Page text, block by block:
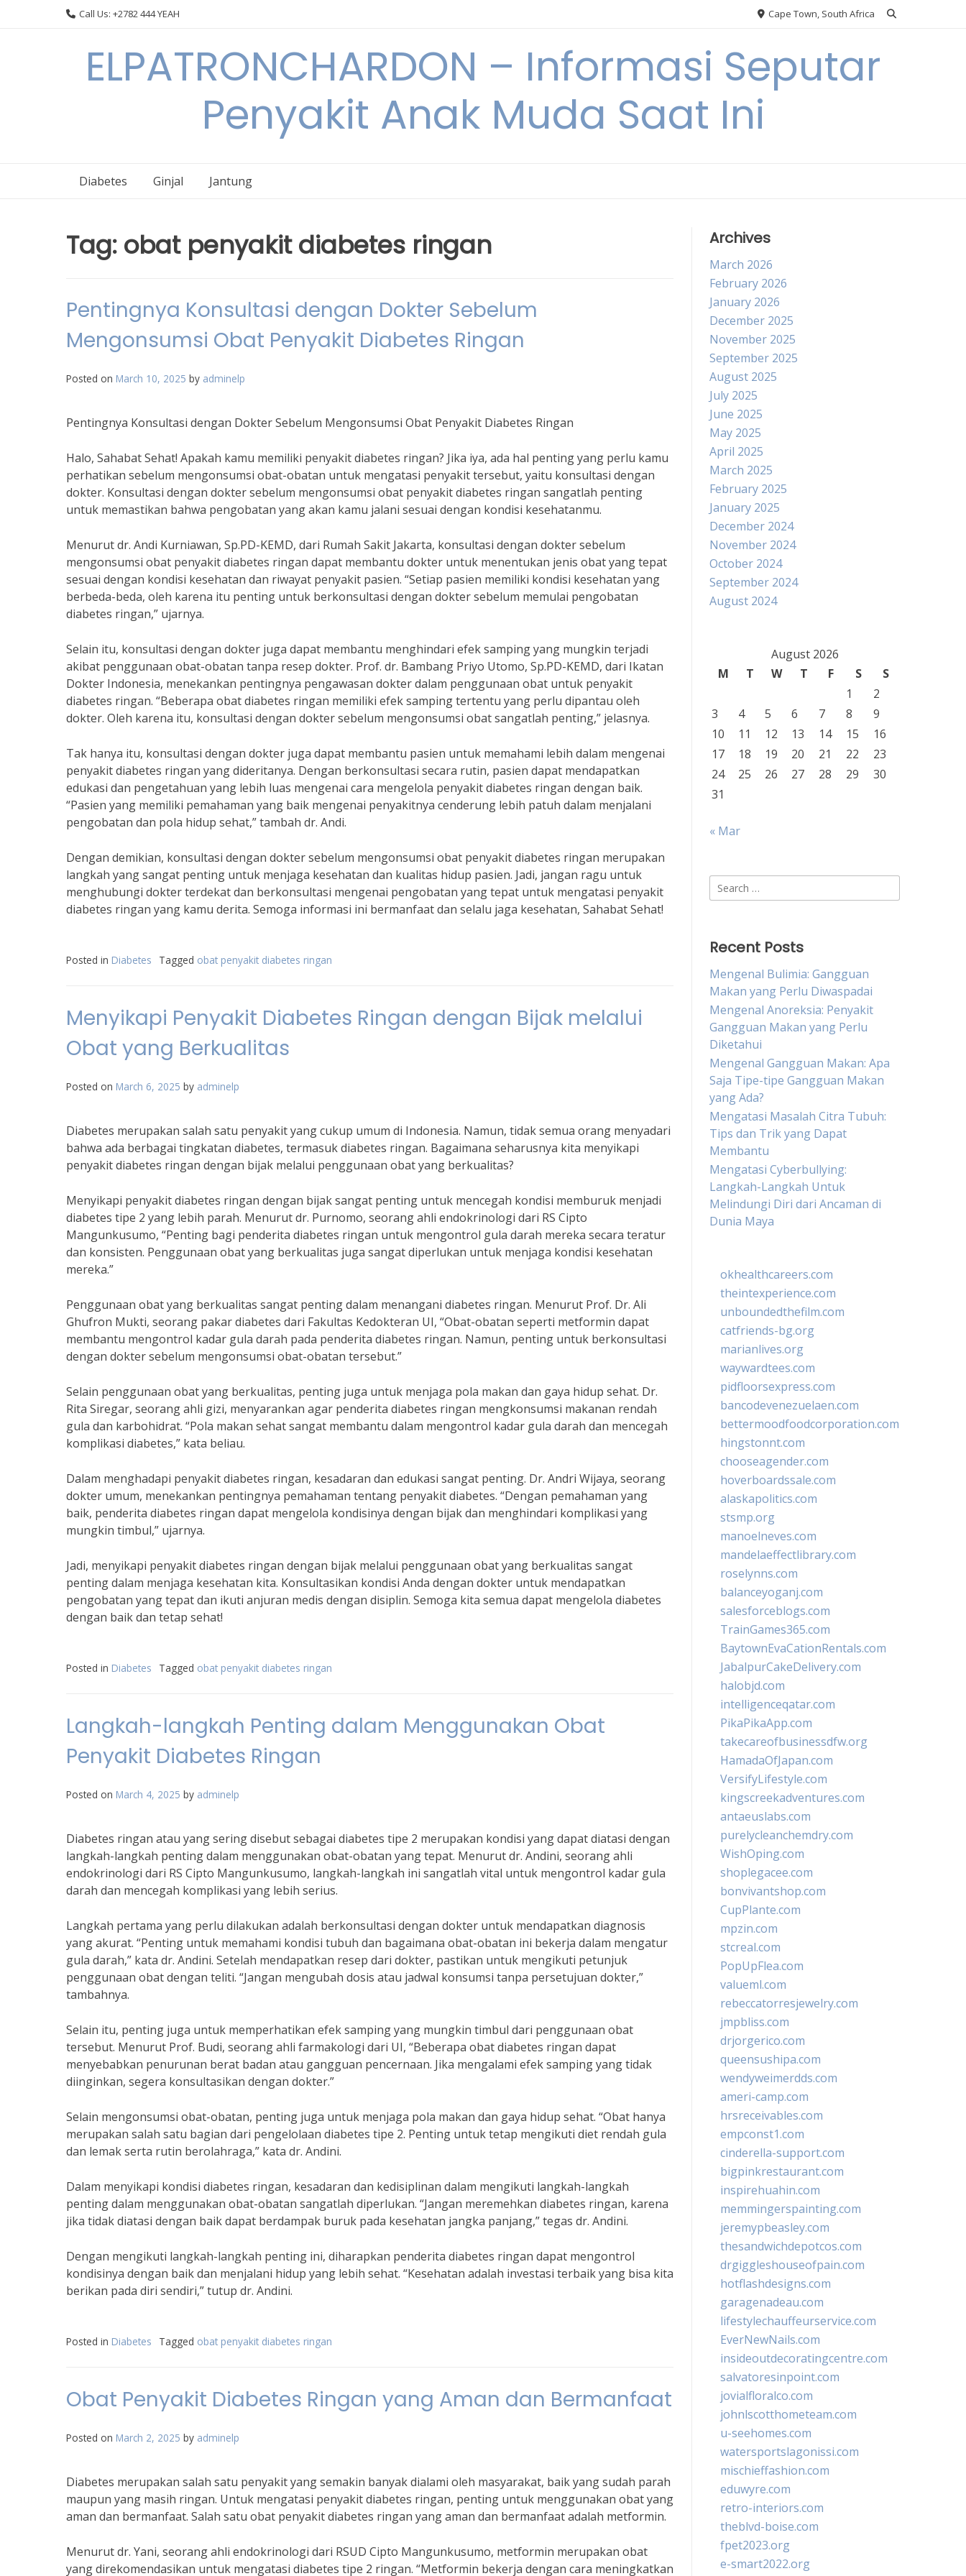
Call Us: +2782 444 YEAH Cape Town, South Africa
ELPATRONCHARDON – Informasi Seputar
Penyakit Anak Muda Saat Ini
Diabetes Ginjal Jantung
Tag: obat penyakit diabetes ringan
Pentingnya Konsultasi dengan Dokter Sebelum
Mengonsumsi Obat Penyakit Diabetes Ringan
Posted on March 10, 2025 by adminelp
Pentingnya Konsultasi dengan Dokter Sebelum Mengonsumsi Obat Penyakit Diabetes Ringan
Halo, Sahabat Sehat! Apakah kamu memiliki penyakit diabetes ringan? Jika iya, ada hal penting yang perlu kamu
perhatikan sebelum mengonsumsi obat-obatan untuk mengatasi penyakit tersebut, yaitu konsultasi dengan
dokter. Konsultasi dengan dokter sebelum mengonsumsi obat penyakit diabetes ringan sangatlah penting
untuk memastikan bahwa pengobatan yang akan kamu jalani sesuai dengan kondisi kesehatanmu.
Menurut dr. Andi Kurniawan, Sp.PD-KEMD, dari Rumah Sakit Jakarta, konsultasi dengan dokter sebelum
mengonsumsi obat penyakit diabetes ringan dapat membantu dokter untuk menentukan jenis obat yang tepat
sesuai dengan kondisi kesehatan dan riwayat penyakit pasien. “Setiap pasien memiliki kondisi kesehatan yang
berbeda-beda, oleh karena itu penting untuk berkonsultasi dengan dokter sebelum memulai pengobatan
diabetes ringan,” ujarnya.
Selain itu, konsultasi dengan dokter juga dapat membantu menghindari efek samping yang mungkin terjadi
akibat penggunaan obat-obatan tanpa resep dokter. Prof. dr. Bambang Priyo Utomo, Sp.PD-KEMD, dari Ikatan
Dokter Indonesia, menekankan pentingnya pengawasan dokter dalam penggunaan obat untuk penyakit
diabetes ringan. “Beberapa obat diabetes ringan memiliki efek samping tertentu yang perlu dipantau oleh
dokter. Oleh karena itu, konsultasi dengan dokter sebelum mengonsumsi obat sangatlah penting,” jelasnya.
Tak hanya itu, konsultasi dengan dokter juga dapat membantu pasien untuk memahami lebih dalam mengenai
penyakit diabetes ringan yang dideritanya. Dengan berkonsultasi secara rutin, pasien dapat mendapatkan
edukasi dan pengetahuan yang lebih luas mengenai cara mengelola penyakit diabetes ringan dengan baik.
“Pasien yang memiliki pemahaman yang baik mengenai penyakitnya cenderung lebih patuh dalam menjalani
pengobatan dan pola hidup sehat,” tambah dr. Andi.
Dengan demikian, konsultasi dengan dokter sebelum mengonsumsi obat penyakit diabetes ringan merupakan
langkah yang sangat penting untuk menjaga kesehatan dan kualitas hidup pasien. Jadi, jangan ragu untuk
menghubungi dokter terdekat dan berkonsultasi mengenai pengobatan yang tepat untuk mengatasi penyakit
diabetes ringan yang kamu derita. Semoga informasi ini bermanfaat dan selalu jaga kesehatan, Sahabat Sehat!
Posted in Diabetes Tagged obat penyakit diabetes ringan
Menyikapi Penyakit Diabetes Ringan dengan Bijak melalui
Obat yang Berkualitas
Posted on March 6, 2025 by adminelp
Diabetes merupakan salah satu penyakit yang cukup umum di Indonesia. Namun, tidak semua orang menyadari
bahwa ada berbagai tingkatan diabetes, termasuk diabetes ringan. Bagaimana seharusnya kita menyikapi
penyakit diabetes ringan dengan bijak melalui penggunaan obat yang berkualitas?
Menyikapi penyakit diabetes ringan dengan bijak sangat penting untuk mencegah kondisi memburuk menjadi
diabetes tipe 2 yang lebih parah. Menurut dr. Purnomo, seorang ahli endokrinologi dari RS Cipto
Mangunkusumo, “Penting bagi penderita diabetes ringan untuk mengontrol gula darah mereka secara teratur
dan konsisten. Penggunaan obat yang berkualitas juga sangat diperlukan untuk menjaga kondisi kesehatan
mereka.”
Penggunaan obat yang berkualitas sangat penting dalam menangani diabetes ringan. Menurut Prof. Dr. Ali
Ghufron Mukti, seorang pakar diabetes dari Fakultas Kedokteran UI, “Obat-obatan seperti metformin dapat
membantu mengontrol kadar gula darah pada penderita diabetes ringan. Namun, penting untuk berkonsultasi
dengan dokter sebelum mengonsumsi obat-obatan tersebut.”
Selain penggunaan obat yang berkualitas, penting juga untuk menjaga pola makan dan gaya hidup sehat. Dr.
Rita Siregar, seorang ahli gizi, menyarankan agar penderita diabetes ringan mengkonsumsi makanan rendah
gula dan karbohidrat. “Pola makan sehat sangat membantu dalam mengontrol kadar gula darah dan mencegah
komplikasi diabetes,” kata beliau.
Dalam menghadapi penyakit diabetes ringan, kesadaran dan edukasi sangat penting. Dr. Andri Wijaya, seorang
dokter umum, menekankan pentingnya pemahaman tentang penyakit diabetes. “Dengan pemahaman yang
baik, penderita diabetes ringan dapat mengelola kondisinya dengan bijak dan menghindari komplikasi yang
mungkin timbul,” ujarnya.
Jadi, menyikapi penyakit diabetes ringan dengan bijak melalui penggunaan obat yang berkualitas sangat
penting dalam menjaga kesehatan kita. Konsultasikan kondisi Anda dengan dokter untuk mendapatkan
pengobatan yang tepat dan ikuti anjuran medis dengan disiplin. Semoga kita semua dapat mengelola diabetes
dengan baik dan tetap sehat!
Posted in Diabetes Tagged obat penyakit diabetes ringan
Langkah-langkah Penting dalam Menggunakan Obat
Penyakit Diabetes Ringan
Posted on March 4, 2025 by adminelp
Diabetes ringan atau yang sering disebut sebagai diabetes tipe 2 merupakan kondisi yang dapat diatasi dengan
langkah-langkah penting dalam menggunakan obat-obatan yang tepat. Menurut dr. Andini, seorang ahli
endokrinologi dari RS Cipto Mangunkusumo, langkah-langkah ini sangatlah vital untuk mengontrol kadar gula
darah dan mencegah komplikasi yang lebih serius.
Langkah pertama yang perlu dilakukan adalah berkonsultasi dengan dokter untuk mendapatkan diagnosis
yang akurat. “Penting untuk memahami kondisi tubuh dan bagaimana obat-obatan ini bekerja dalam mengatur
gula darah,” kata dr. Andini. Setelah mendapatkan resep dari dokter, pastikan untuk mengikuti petunjuk
penggunaan obat dengan teliti. “Jangan mengubah dosis atau jadwal konsumsi tanpa persetujuan dokter,”
tambahnya.
Selain itu, penting juga untuk memperhatikan efek samping yang mungkin timbul dari penggunaan obat
tersebut. Menurut Prof. Budi, seorang ahli farmakologi dari UI, “Beberapa obat diabetes ringan dapat
menyebabkan penurunan berat badan atau gangguan pencernaan. Jika mengalami efek samping yang tidak
diinginkan, segera konsultasikan dengan dokter.”
Selain mengonsumsi obat-obatan, penting juga untuk menjaga pola makan dan gaya hidup sehat. “Obat hanya
merupakan salah satu bagian dari pengelolaan diabetes tipe 2. Penting untuk tetap mengikuti diet rendah gula
dan lemak serta rutin berolahraga,” kata dr. Andini.
Dalam menyikapi kondisi diabetes ringan, kesadaran dan kedisiplinan dalam mengikuti langkah-langkah
penting dalam menggunakan obat-obatan sangatlah diperlukan. “Jangan meremehkan diabetes ringan, karena
jika tidak diatasi dengan baik dapat berdampak buruk pada kesehatan jangka panjang,” tegas dr. Andini.
Dengan mengikuti langkah-langkah penting ini, diharapkan penderita diabetes ringan dapat mengontrol
kondisinya dengan baik dan menjalani hidup yang lebih sehat. “Kesehatan adalah investasi terbaik yang bisa kita
berikan pada diri sendiri,” tutup dr. Andini.
Posted in Diabetes Tagged obat penyakit diabetes ringan
Obat Penyakit Diabetes Ringan yang Aman dan Bermanfaat
Posted on March 2, 2025 by adminelp
Diabetes merupakan salah satu penyakit yang semakin banyak dialami oleh masyarakat, baik yang sudah parah
maupun yang masih ringan. Untuk mengatasi penyakit diabetes ringan, penting untuk menggunakan obat yang
aman dan bermanfaat. Salah satu obat penyakit diabetes ringan yang aman dan bermanfaat adalah metformin.
Menurut dr. Yani, seorang ahli endokrinologi dari RSUD Cipto Mangunkusumo, metformin merupakan obat
yang direkomendasikan untuk mengatasi diabetes tipe 2 ringan. “Metformin bekerja dengan cara meningkatkan
Archives
March 2026
February 2026
January 2026
December 2025
November 2025
September 2025
August 2025
July 2025
June 2025
May 2025
April 2025
March 2025
February 2025
January 2025
December 2024
November 2024
October 2024
September 2024
August 2024
August 2026
M
T W T F S
S
1
2
3
4 5 6 7 8
9
10
11 12 13 14 15
16
17
18 19 20 21 22
23
24
25 26 27 28 29
30
31
« Mar
Search
for:
Recent Posts
Mengenal Bulimia: Gangguan
Makan yang Perlu Diwaspadai
Mengenal Anoreksia: Penyakit
Gangguan Makan yang Perlu
Diketahui
Mengenal Gangguan Makan: Apa
Saja Tipe-tipe Gangguan Makan
yang Ada?
Mengatasi Masalah Citra Tubuh:
Tips dan Trik yang Dapat
Membantu
Mengatasi Cyberbullying:
Langkah-Langkah Untuk
Melindungi Diri dari Ancaman di
Dunia Maya
okhealthcareers.com
theintexperience.com
unboundedthefilm.com
catfriends-bg.org
marianlives.org
waywardtees.com
pidfloorsexpress.com
bancodevenezuelaen.com
bettermoodfoodcorporation.com
hingstonnt.com
chooseagender.com
hoverboardssale.com
alaskapolitics.com
stsmp.org
manoelneves.com
mandelaeffectlibrary.com
roselynns.com
balanceyoganj.com
salesforceblogs.com
TrainGames365.com
BaytownEvaCationRentals.com
JabalpurCakeDelivery.com
halobjd.com
intelligenceqatar.com
PikaPikaApp.com
takecareofbusinessdfw.org
HamadaOfJapan.com
VersifyLifestyle.com
kingscreekadventures.com
antaeuslabs.com
purelycleanchemdry.com
WishOping.com
shoplegacee.com
bonvivantshop.com
CupPlante.com
mpzin.com
stcreal.com
PopUpFlea.com
valueml.com
rebeccatorresjewelry.com
jmpbliss.com
drjorgerico.com
queensushipa.com
wendyweimerdds.com
ameri-camp.com
hrsreceivables.com
empconst1.com
cinderella-support.com
bigpinkrestaurant.com
inspirehuahin.com
memmingerspainting.com
jeremypbeasley.com
thesandwichdepotcos.com
drgiggleshouseofpain.com
hotflashdesigns.com
garagenadeau.com
lifestylechauffeurservice.com
EverNewNails.com
insideoutdecoratingcentre.com
salvatoresinpoint.com
jovialfloralco.com
johnlscotthometeam.com
u-seehomes.com
watersportslagonissi.com
mischieffashion.com
eduwyre.com
retro-interiors.com
theblvd-boise.com
fpet2023.org
e-smart2022.org